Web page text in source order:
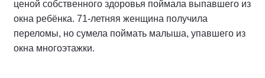
ценой собственного здоровья поймала выпавшего из
окна ребёнка. 71-летняя женщина получила
переломы, но сумела поймать малыша, упавшего из
окна многоэтажки.